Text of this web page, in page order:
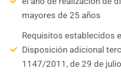
mayores de 25 años
Requisitos establecidos
Disposición adicional
1147/2011, de 29 de julio